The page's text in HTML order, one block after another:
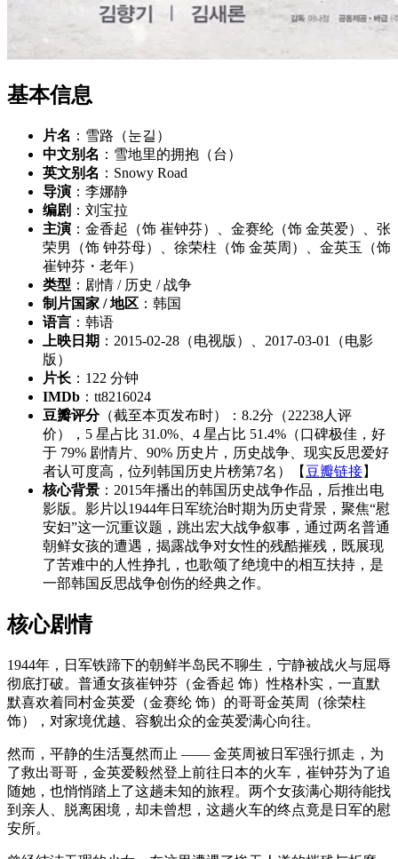
基本信息
片名 ：雪路（눈길）
中文别名 ：雪地里的拥抱（台）
英文别名 ：Snowy Road
导演 ：李娜静
编剧 ：刘宝拉
主演 ：金香起（饰 崔钟芬）、金赛纶（饰 金英爱）、张
荣男（饰 钟芬母）、徐荣柱（饰 金英周）、金英玉（饰
崔钟芬・老年）
类型 ：剧情 / 历史 / 战争
制片国家 / 地区 ：韩国
语言 ：韩语
上映日期 ：2015-02-28（电视版）、2017-03-01（电影
版）
片长 ：122 分钟
IMDb ：tt8216024
豆瓣评分（截至本页发布时）：8.2分（22238人评
价），5 星占比 31.0%、4 星占比 51.4%（口碑极佳，好
于 79% 剧情片、90% 历史片，历史战争、现实反思爱好
者认可度高，位列韩国历史片榜第7名）【 豆瓣链接】
核心背景 ：2015年播出的韩国历史战争作品，后推出电
影版。影片以1944年日军统治时期为历史背景，聚焦“慰
安妇”这一沉重议题，跳出宏大战争叙事，通过两名普通
朝鲜女孩的遭遇，揭露战争对女性的残酷摧残，既展现
了苦难中的人性挣扎，也歌颂了绝境中的相互扶持，是
一部韩国反思战争创伤的经典之作。
核心剧情
1944年，日军铁蹄下的朝鲜半岛民不聊生，宁静被战火与屈辱
彻底打破。普通女孩崔钟芬（金香起 饰）性格朴实，一直默
默喜欢着同村金英爱（金赛纶 饰）的哥哥金英周（徐荣柱
饰），对家境优越、容貌出众的金英爱满心向往。
然而，平静的生活戛然而止 —— 金英周被日军强行抓走，为
了救出哥哥，金英爱毅然登上前往日本的火车，崔钟芬为了追
随她，也悄悄踏上了这趟未知的旅程。两个女孩满心期待能找
到亲人、脱离困境，却未曾想，这趟火车的终点竟是日军的慰
安所。